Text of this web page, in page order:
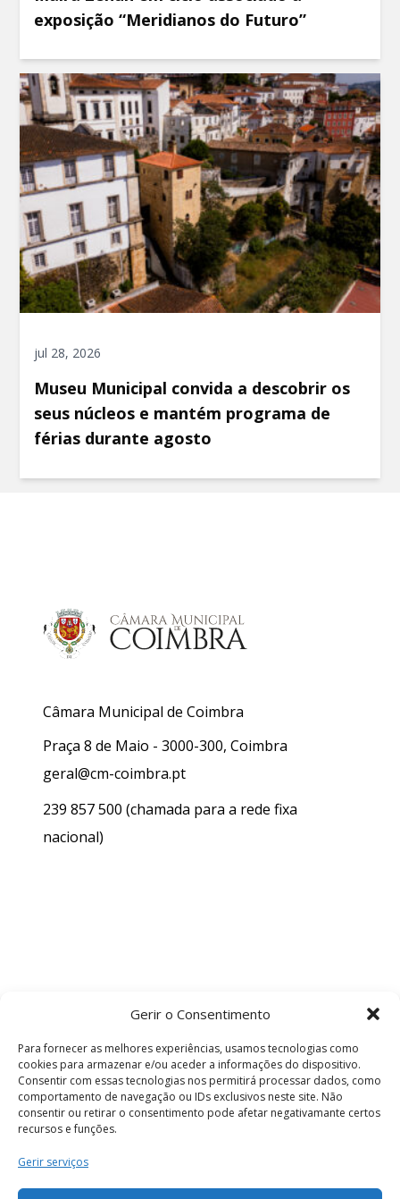
Gerir o Consentimento
Para fornecer as melhores experiências, usamos tecnologias como
cookies para armazenar e/ou aceder a informações do dispositivo.
Consentir com essas tecnologias nos permitirá processar dados, como
comportamento de navegação ou IDs exclusivos neste site. Não
consentir ou retirar o consentimento pode afetar negativamante certos
recursos e funções.
Gerir serviços
exposição “Meridianos do Futuro”
jul 28, 2026
Museu Municipal convida a descobrir os
seus núcleos e mantém programa de
férias durante agosto
Câmara Municipal de Coimbra
Praça 8 de Maio - 3000-300, Coimbra
geral@cm-coimbra.pt
239 857 500 (chamada para a rede fixa
nacional)
Termos e Condições